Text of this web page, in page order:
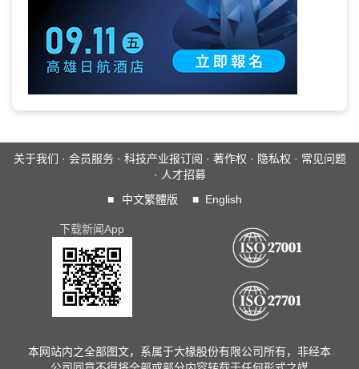
关于我们 · 会员服务· 科技产业报订阅 · 著作权 · 隐私权 · 常见问题
· 人才招募
■
中文繁體版 ■ English
下载新闻App
本网站内之全部图文，系属于大椽股份有限公司所有，非经本